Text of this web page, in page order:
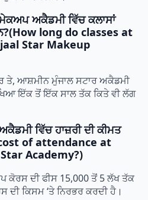
ਅਕੈਡਮੀ ਵਿੱਚ ਕਲਾਸਾਂ
long do classes at
Star Makeup
ਤੇ, ਆਸ਼ਮੀਨ ਮੁੰਜਾਲ ਸਟਾਰ ਅਕੈਡਮੀ
ਇੱਕ ਤੋਂ ਇੱਕ ਸਾਲ ਤੱਕ ਕਿਤੇ ਵੀ ਲੱਗ
ਵਿੱਚ ਹਾਜ਼ਰੀ ਦੀ ਕੀਮਤ
of attendance at
Academy?)
ਦੀ ਫੀਸ 15,000 ਤੋਂ 5 ਲੱਖ ਤੱਕ
ਕਿਸਮ ‘ਤੇ ਨਿਰਭਰ ਕਰਦੀ ਹੈ।